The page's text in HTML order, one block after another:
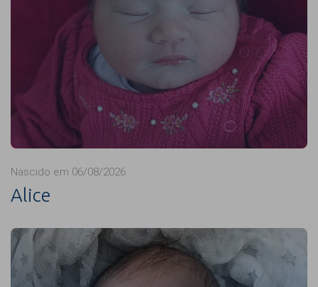
Nascido em 06/08/2026
Alice